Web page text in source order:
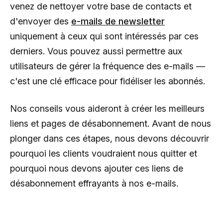
venez de nettoyer votre base de contacts et
d'envoyer des e-mails de newsletter
uniquement à ceux qui sont intéressés par ces
derniers. Vous pouvez aussi permettre aux
utilisateurs de gérer la fréquence des e-mails —
c'est une clé efficace pour fidéliser les abonnés.
Nos conseils vous aideront à créer les meilleurs
liens et pages de désabonnement. Avant de nous
plonger dans ces étapes, nous devons découvrir
pourquoi les clients voudraient nous quitter et
pourquoi nous devons ajouter ces liens de
désabonnement effrayants à nos e-mails.